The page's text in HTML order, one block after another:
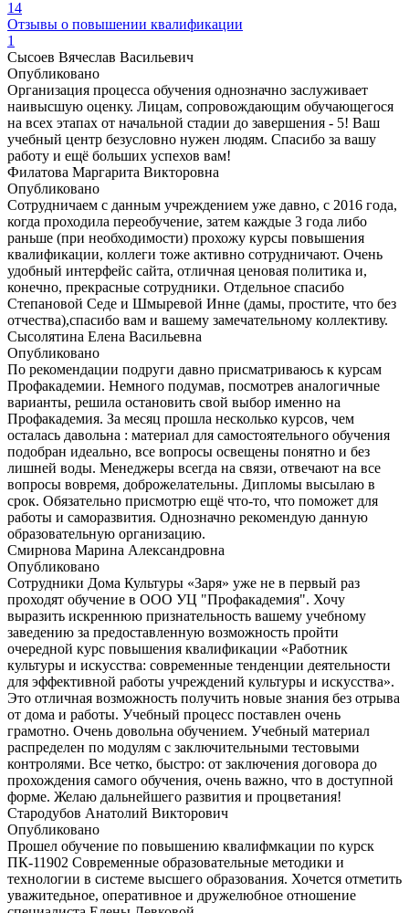
14
Отзывы о повышении квалификации
1
Сысоев Вячеслав Васильевич
Опубликовано
Организация процесса обучения однозначно заслуживает
наивысшую оценку. Лицам, сопровождающим обучающегося
на всех этапах от начальной стадии до завершения - 5! Ваш
учебный центр безусловно нужен людям. Спасибо за вашу
работу и ещё больших успехов вам!
Филатова Маргарита Викторовна
Опубликовано
Сотрудничаем с данным учреждением уже давно, с 2016 года,
когда проходила переобучение, затем каждые 3 года либо
раньше (при необходимости) прохожу курсы повышения
квалификации, коллеги тоже активно сотрудничают. Очень
удобный интерфейс сайта, отличная ценовая политика и,
конечно, прекрасные сотрудники. Отдельное спасибо
Степановой Седе и Шмыревой Инне (дамы, простите, что без
отчества),спасибо вам и вашему замечательному коллективу.
Сысолятина Елена Васильевна
Опубликовано
По рекомендации подруги давно присматриваюсь к курсам
Профакадемии. Немного подумав, посмотрев аналогичные
варианты, решила остановить свой выбор именно на
Профакадемия. За месяц прошла несколько курсов, чем
осталась давольна : материал для самостоятельного обучения
подобран идеально, все вопросы освещены понятно и без
лишней воды. Менеджеры всегда на связи, отвечают на все
вопросы вовремя, доброжелательны. Дипломы высылаю в
срок. Обязательно присмотрю ещё что-то, что поможет для
работы и саморазвития. Однозначно рекомендую данную
образовательную организацию.
Смирнова Марина Александровна
Опубликовано
Сотрудники Дома Культуры «Заря» уже не в первый раз
проходят обучение в ООО УЦ "Профакадемия". Хочу
выразить искреннюю признательность вашему учебному
заведению за предоставленную возможность пройти
очередной курс повышения квалификации «Работник
культуры и искусства: современные тенденции деятельности
для эффективной работы учреждений культуры и искусства».
Это отличная возможность получить новые знания без отрыва
от дома и работы. Учебный процесс поставлен очень
грамотно. Очень довольна обучением. Учебный материал
распределен по модулям с заключительными тестовыми
контролями. Все четко, быстро: от заключения договора до
прохождения самого обучения, очень важно, что в доступной
форме. Желаю дальнейшего развития и процветания!
Стародубов Анатолий Викторович
Опубликовано
Прошел обучение по повышению квалифмкации по курск
ПК-11902 Современные образовательные методики и
технологии в системе высшего образования. Хочется отметить
уважитедьное, оперативное и дружелюбное отношение